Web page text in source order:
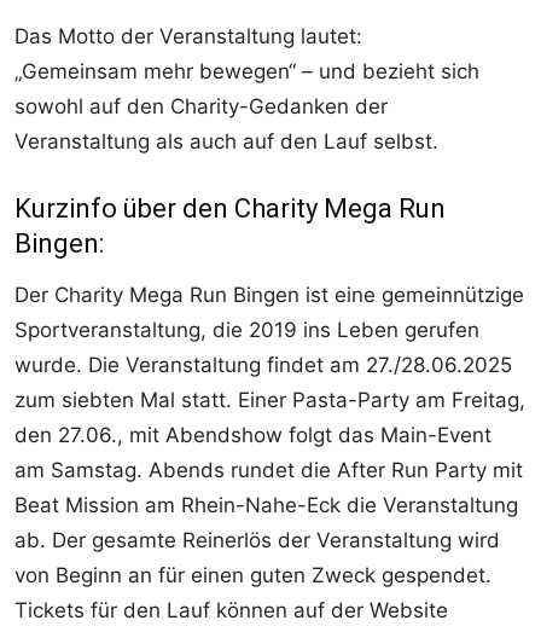
Das Motto der Veranstaltung lautet:
„Gemeinsam mehr bewegen“ – und bezieht sich
sowohl auf den Charity-Gedanken der
Veranstaltung als auch auf den Lauf selbst.
Kurzinfo über den Charity Mega Run
Bingen:
Der Charity Mega Run Bingen ist eine gemeinnützige
Sportveranstaltung, die 2019 ins Leben gerufen
wurde. Die Veranstaltung findet am 27./28.06.2025
zum siebten Mal statt. Einer Pasta-Party am Freitag,
den 27.06., mit Abendshow folgt das Main-Event
am Samstag. Abends rundet die After Run Party mit
Beat Mission am Rhein-Nahe-Eck die Veranstaltung
ab. Der gesamte Reinerlös der Veranstaltung wird
von Beginn an für einen guten Zweck gespendet.
Tickets für den Lauf können auf der Website